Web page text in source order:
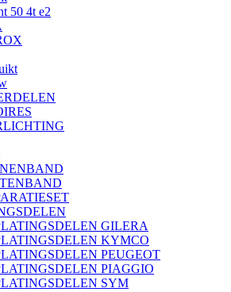
50 4t e2
GILERA
KYMCO
PEUGEOT
PIAGGIO
SYM